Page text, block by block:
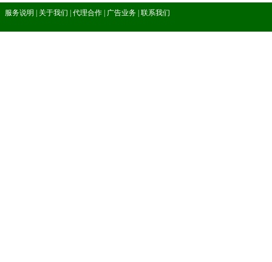
服务说明 关于我们 代理合作 广告业务 联系我们